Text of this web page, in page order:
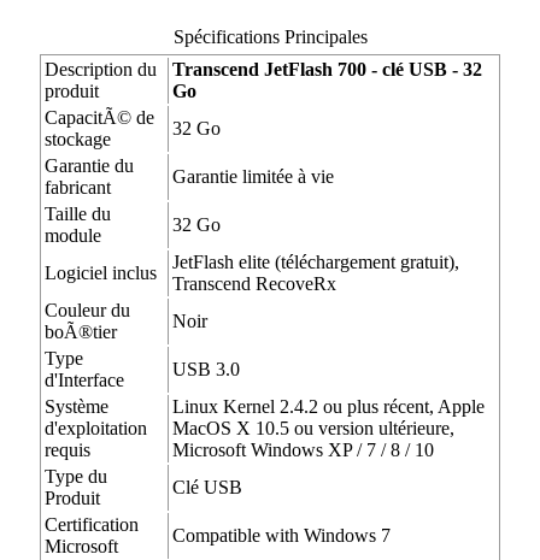
Spécifications Principales
Description du
produit
Transcend JetFlash 700 - clé USB - 32
Go
CapacitÃ© de
stockage
32 Go
Garantie du
fabricant
Garantie limitée à vie
Taille du
module
32 Go
Logiciel inclus
JetFlash elite (téléchargement gratuit),
Transcend RecoveRx
Couleur du
boÃ®tier
Noir
Type
d'Interface
USB 3.0
Système
d'exploitation
requis
Linux Kernel 2.4.2 ou plus récent, Apple
MacOS X 10.5 ou version ultérieure,
Microsoft Windows XP / 7 / 8 / 10
Type du
Produit
Clé USB
Certification
Microsoft
Compatible with Windows 7